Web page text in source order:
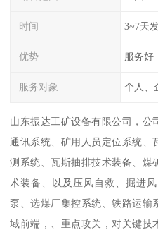
时间 3~7天
优势 服务好
服务对象 个人、
山东振达工矿设备有限公司，公
通讯系统、矿用人员定位系统、
测系统、瓦斯抽排技术装备、煤
术装备、以及压风自救、掘进
泵、选煤厂集控系统、铁路运输
域前端，、重点攻关，对关键技